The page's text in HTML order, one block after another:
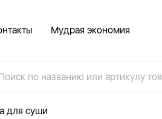
Мудрая экономия
для суши